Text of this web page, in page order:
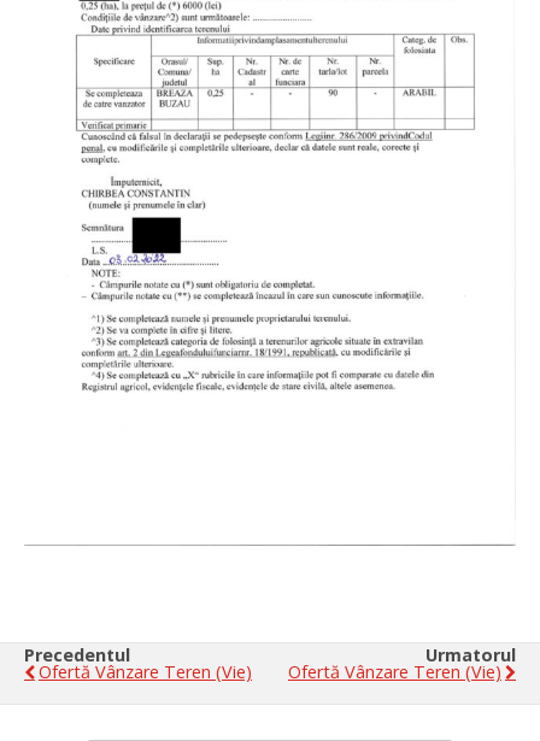
Precedentul
Ofertă Vânzare Teren (vie)
Urmatorul
Ofertă Vânzare Teren (vie)